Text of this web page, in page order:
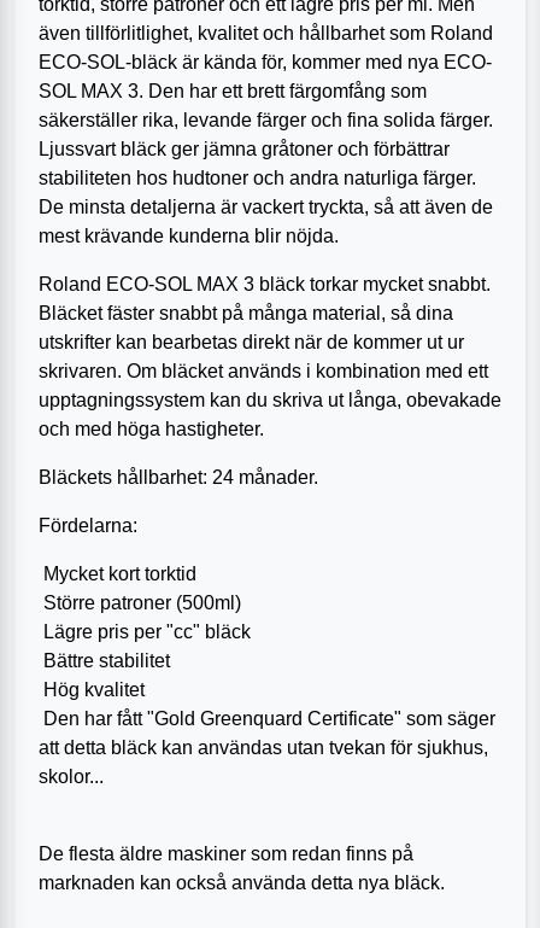
även tillförlitlighet, kvalitet och hållbarhet som Roland
ECO-SOL-bläck är kända för, kommer med nya ECO-
SOL MAX 3. Den har ett brett färgomfång som
säkerställer rika, levande färger och fina solida färger.
Ljussvart bläck ger jämna gråtoner och förbättrar
stabiliteten hos hudtoner och andra naturliga färger.
De minsta detaljerna är vackert tryckta, så att även de
mest krävande kunderna blir nöjda.
Roland ECO-SOL MAX 3 bläck torkar mycket snabbt.
Bläcket fäster snabbt på många material, så dina
utskrifter kan bearbetas direkt när de kommer ut ur
skrivaren. Om bläcket används i kombination med ett
upptagningssystem kan du skriva ut långa, obevakade
och med höga hastigheter.
Bläckets hållbarhet: 24 månader.
Fördelarna:
Mycket kort torktid
Större patroner (500ml)
Lägre pris per "cc" bläck
Bättre stabilitet
Hög kvalitet
Den har fått "Gold Greenquard Certificate" som säger
att detta bläck kan användas utan tvekan för sjukhus,
skolor...
De flesta äldre maskiner som redan finns på
marknaden kan också använda detta nya bläck.